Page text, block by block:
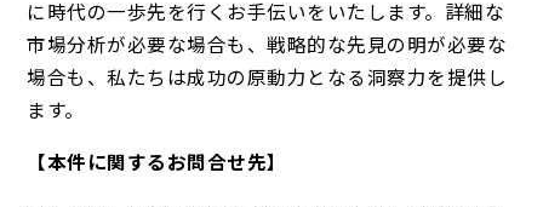
に時代の一歩先を行くお手伝いをいたします。詳細な
市場分析が必要な場合も、戦略的な先見の明が必要な
場合も、私たちは成功の原動力となる洞察力を提供し
ます。
【本件に関するお問合せ先】